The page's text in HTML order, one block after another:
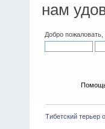
нам
Добро пожаловать,
Тибетский терьер